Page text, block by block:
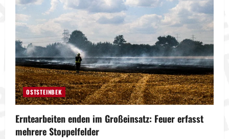
OSTSTEINBEK
Erntearbeiten enden im Großeinsatz: Feuer erfasst
mehrere Stoppelfelder